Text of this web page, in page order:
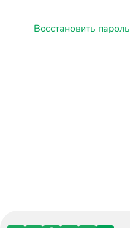
Восстановить пароль